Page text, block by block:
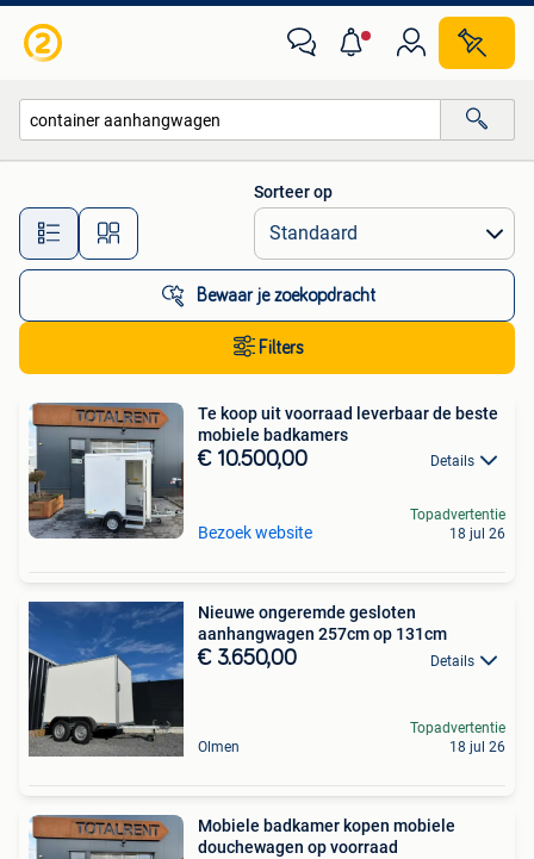
Alle afstanden…
Sorteer op
Bewaar je zoekopdracht
Filters
Te koop uit voorraad leverbaar de beste
mobiele badkamers
€ 10.500,00 Details
Bezoek website
Topadvertentie
18 jul 26
Nieuwe ongeremde gesloten
aanhangwagen 257cm op 131cm
€ 3.650,00 Details
Olmen
Topadvertentie
18 jul 26
Mobiele badkamer kopen mobiele
douchewagen op voorraad